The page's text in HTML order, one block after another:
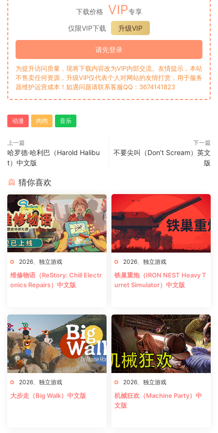
下载价格 VIP专享
仅限VIP下载
升级VIP
请先登录
为提升访问质量，现将下载内容改为VIP内部交流。友情提示，本站
不售卖任何资源，升级VIP仅代表个人对网站的友情打赏，用于服务
器维护运营成本！如遇问题请联系客服QQ：3674141823
动漫 肉鸽 音乐
上一篇
哈罗德·哈利巴（Harold Halibu
t）中文版
下一篇
不要尖叫（Don’t Scream）英文
版
猜你喜欢
2026 独立游戏
维修物语（ReStory: Chill Electr
onics Repairs）中文版
2026 独立游戏
铁巢重炮（IRON NEST Heavy T
urret Simulator）中文版
2026 独立游戏
大步走（Big Walk）中文版
2026 独立游戏
机械狂欢（Machine Party）中
文版